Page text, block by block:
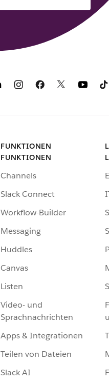
FUNKTIONEN
FUNKTIONEN
Channels
Slack Connect
Workflow-Builder
Messaging
Huddles
Canvas
Listen
Video- und
Sprachnachrichten
Apps & Integrationen
Teilen von Dateien
Slack AI